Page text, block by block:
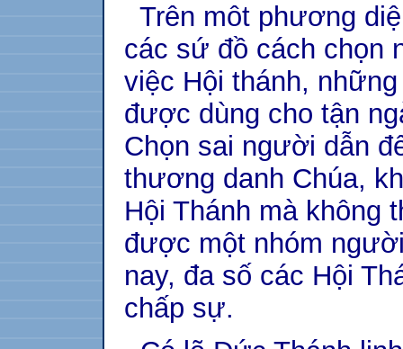
Trên môt phương
các sứ đồ cách chọn
việc Hội thánh,
được dùng cho tận
Chọn sai người dẫn
thương danh Chúa,
Hội Thánh mà không
được một nhóm
nay, đa số các Hội
chấp sự.